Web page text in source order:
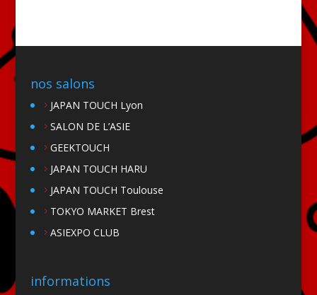
nos salons
JAPAN TOUCH Lyon
SALON DE L’ASIE
GEEKTOUCH
JAPAN TOUCH HARU
JAPAN TOUCH Toulouse
TOKYO MARKET Brest
ASIEXPO CLUB
informations